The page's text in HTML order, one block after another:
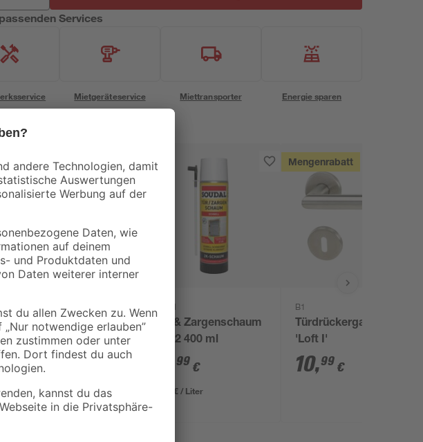
Services
Mietgeräteservice Miettransporter Energie sparen
toom
Spielsand beige 0-2
mm 25 kg
3,49€
0,14 € / Kilogramm
Tür- & Zargenschaum
2K B2 400 ml
99 €
37,48 € / Liter
Mengenrabatt
B1
Türdrückergarnitur
'Loft I'
10,99 €